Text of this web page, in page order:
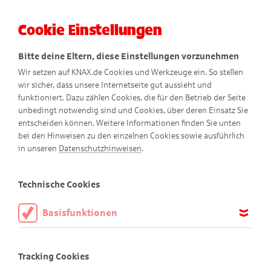
Bewegte Comics
Nichts für schwache Nerven
doch dann passiert etwas Überraschendes.
Cookie Einstellungen
Bitte deine Eltern, diese Einstellungen vorzunehmen
Wir setzen auf KNAX.de Cookies und Werkzeuge ein. So stellen
wir sicher, dass unsere Internetseite gut aussieht und
funktioniert. Dazu zählen Cookies, die für den Betrieb der Seite
unbedingt notwendig sind und Cookies, über deren Einsatz Sie
entscheiden können. Weitere Informationen finden Sie unten
bei den Hinweisen zu den einzelnen Cookies sowie ausführlich
in unseren Datenschutzhinweisen.
Technische Cookies
Basisfunktionen
aktiviert sein.
Tracking Cookies